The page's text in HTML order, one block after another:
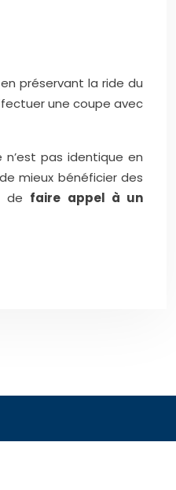
préservant la ride du
une coupe avec
pas identique en
mieux bénéficier des
de faire appel à un